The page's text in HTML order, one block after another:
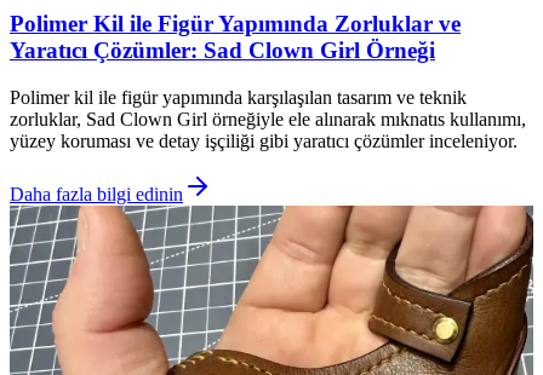
Polimer Kil ile Figür Yapımında Zorluklar ve
Yaratıcı Çözümler: Sad Clown Girl Örneği
Polimer kil ile figür yapımında karşılaşılan tasarım ve teknik
zorluklar, Sad Clown Girl örneğiyle ele alınarak mıknatıs kullanımı,
yüzey koruması ve detay işçiliği gibi yaratıcı çözümler inceleniyor.
Daha fazla bilgi edinin